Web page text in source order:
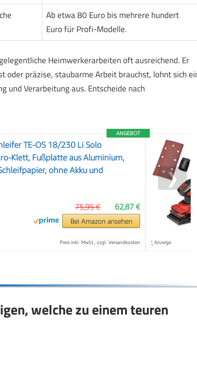
Ab etwa 80 Euro bis mehrere hundert
Euro für Profi-Modelle.
Heimwerkerarbeiten oft ausreichend. Er
oder präzise, staubarme Arbeit brauchst, lohnt sich
und Verarbeitung aus. Entscheide nach
ANGEBOT
TE-OS 18/230 Li Solo
Klett, Fußplatte aus Aluminium,
ohne Akku und
62,87 €
75,95 €
Bei Amazon ansehen
Preis inkl. MwSt., zzgl. Versandkosten * Anzeige
❯
welche zu einem teuren